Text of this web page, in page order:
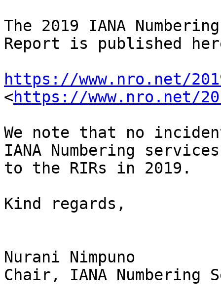
The 2019 IANA
Report is published
https://www.nro.net/
<https://www.nro.net/
We note that no
IANA Numbering
to the RIRs in 2019.
Kind regards,
Nurani Nimpuno
Chair, IANA Numbering